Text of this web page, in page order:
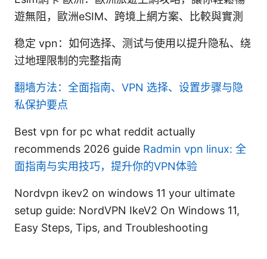
遊無阻，歐洲eSIM、跨境上網方案、比較與實測
稳定 vpn：如何选择、测试与使用以提升隐私、绕
过地理限制的完整指南
翻墙方法：全面指南、VPN 选择、设置步骤与隐
私保护要点
Best vpn for pc what reddit actually
recommends 2026 guide Radmin vpn linux: 全
面指南与实用技巧，提升你的VPN体验
Nordvpn ikev2 on windows 11 your ultimate
setup guide: NordVPN IkeV2 On Windows 11,
Easy Steps, Tips, and Troubleshooting